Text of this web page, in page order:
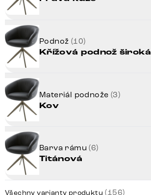
Podnož (10)
Křížová podnož široká
Materiál podnože (3)
Kov
Barva rámu(6)
Titánová
Všechny varianty produktu (156)